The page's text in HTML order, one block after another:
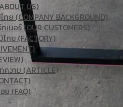
US)
ทย (COMPANY BACKGROUND)
เนอร์ (OUR CUSTOMERS)
ทย (FACTORY)
ความ (ARTICLE)
ย (FAQ)